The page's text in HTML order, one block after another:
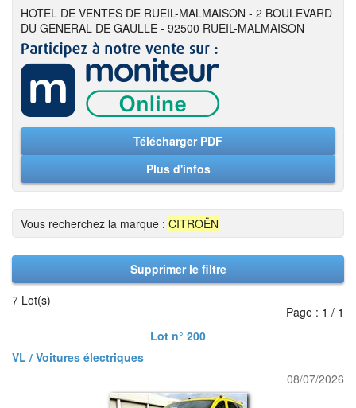
HOTEL DE VENTES DE RUEIL-MALMAISON - 2 BOULEVARD
DU GENERAL DE GAULLE - 92500 RUEIL-MALMAISON
Télécharger PDF
Plus d'infos
Vous recherchez la marque : CITROËN
Supprimer le filtre
7 Lot(s)
Page : 1 / 1
Lot n° 200
VL / Voitures électriques
08/07/2026